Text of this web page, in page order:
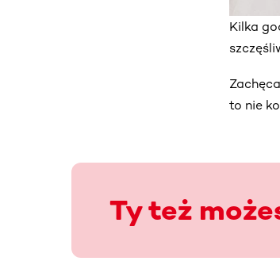
Kilka
to nie
Ty też